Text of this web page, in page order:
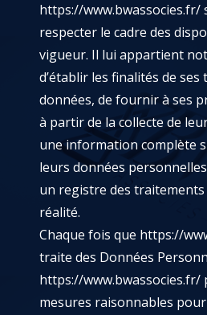
https://www.bwassocies.fr/
respecter le cadre des
vigueur. Il lui appartient
d’établir les finalités de
données, de fournir à ses
à partir de la collecte de
une information complète
leurs données
un registre des
réalité.
Chaque fois que https://
traite des Données
https://www.bwassocies.fr/
mesures raisonnables pour